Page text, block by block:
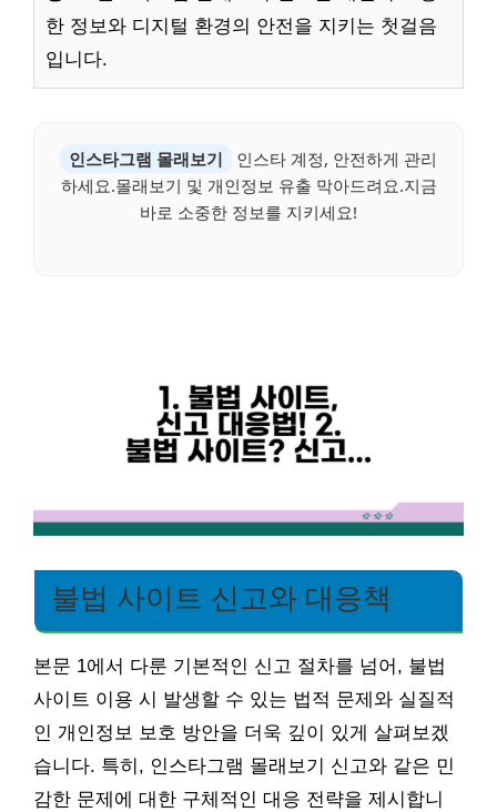
한 정보와 디지털 환경의 안전을 지키는 첫걸음
입니다.
인스타그램 몰래보기
인스타 계정, 안전하게 관리
하세요.몰래보기 및 개인정보 유출 막아드려요.지금
바로 소중한 정보를 지키세요!
불법 사이트 신고와 대응책
본문 1에서 다룬 기본적인 신고 절차를 넘어, 불법
사이트 이용 시 발생할 수 있는 법적 문제와 실질적
인 개인정보 보호 방안을 더욱 깊이 있게 살펴보겠
습니다. 특히, 인스타그램 몰래보기 신고와 같은 민
감한 문제에 대한 구체적인 대응 전략을 제시합니